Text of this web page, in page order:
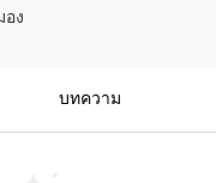
ง
บทความ